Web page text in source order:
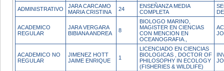
ADMINISTRATIVO
JARA CARCAMO
MARIA CRISTINA
24
ENSEÑANZA MEDIA
COMPLETA
ACADEMICO
REGULAR
JARA VERGARA
BIBIANA ANDREA
8
BIOLOGO MARINO,
MAGISTER EN CIENCIAS
CON MENCION EN
OCEANOGRAFIA.,
ACADEMICO NO
REGULAR
JIMENEZ HOTT
JAIME ENRIQUE
1
LICENCIADO EN CIENCIAS
BIOLOGICAS , DOCTOR OF
PHILOSOPHY IN ECOLOGY
(FISHERIES & WILDLIFE)